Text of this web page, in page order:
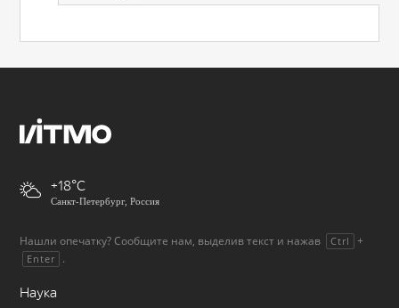
+18
Санкт-Петербург, Россия
Нашли опечатку? Сообщите нам, выделив текст и нажав Ctrl +
Enter .
Наука